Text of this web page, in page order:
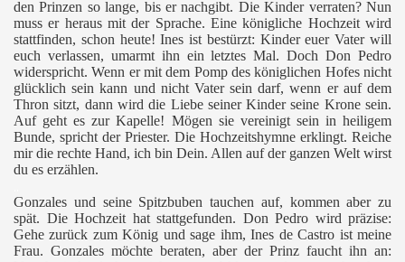
den Prinzen so lange, bis er nachgibt. Die Kinder verraten? Nun
muss er heraus mit der Sprache. Eine königliche Hochzeit wird
stattfinden, schon heute! Ines ist bestürzt: Kinder euer Vater will
euch verlassen, umarmt ihn ein letztes Mal. Doch Don Pedro
widerspricht. Wenn er mit dem Pomp des königlichen Hofes nicht
glücklich sein kann und nicht Vater sein darf, wenn er auf dem
Thron sitzt, dann wird die Liebe seiner Kinder seine Krone sein.
Auf geht es zur Kapelle! Mögen sie vereinigt sein in heiligem
Bunde, spricht der Priester. Die Hochzeitshymne erklingt. Reiche
mir die rechte Hand, ich bin Dein. Allen auf der ganzen Welt wirst
du es erzählen.
Gonzales und seine Spitzbuben tauchen auf, kommen aber zu
spät. Die Hochzeit hat stattgefunden. Don Pedro wird präzise:
Gehe zurück zum König und sage ihm, Ines de Castro ist meine
Frau. Gonzales möchte beraten, aber der Prinz faucht ihn an: